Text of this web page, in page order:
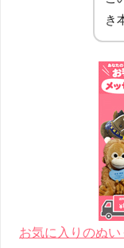
き
お気に入りのぬ